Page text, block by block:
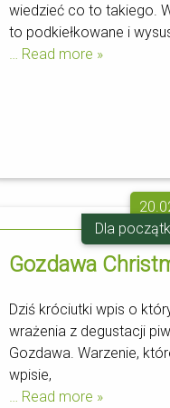
wiedzieć co to takiego.
to podkiełkowane i
… Read more »
Dla
Gozdawa
Dziś króciutki wpis o
wrażenia z degustacji
Gozdawa. Warzenie,
wpisie,
… Read more »